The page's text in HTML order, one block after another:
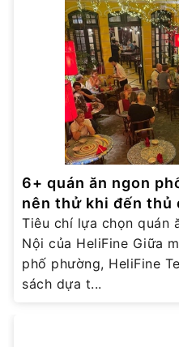
6+ quán ăn ngon
nên thử khi đến thủ
Tiêu chí lựa chọn quán
Nội của HeliFine Giữa
phố phường, HeliFine
sách dựa t...